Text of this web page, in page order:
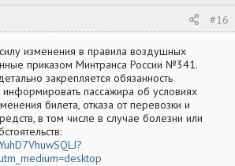
#16
изменения в правила воздушных
приказом Минтранса России №341.
закрепляется обязанность
пассажира об условиях
билета, отказа от перевозки и
в том числе в случае болезни или